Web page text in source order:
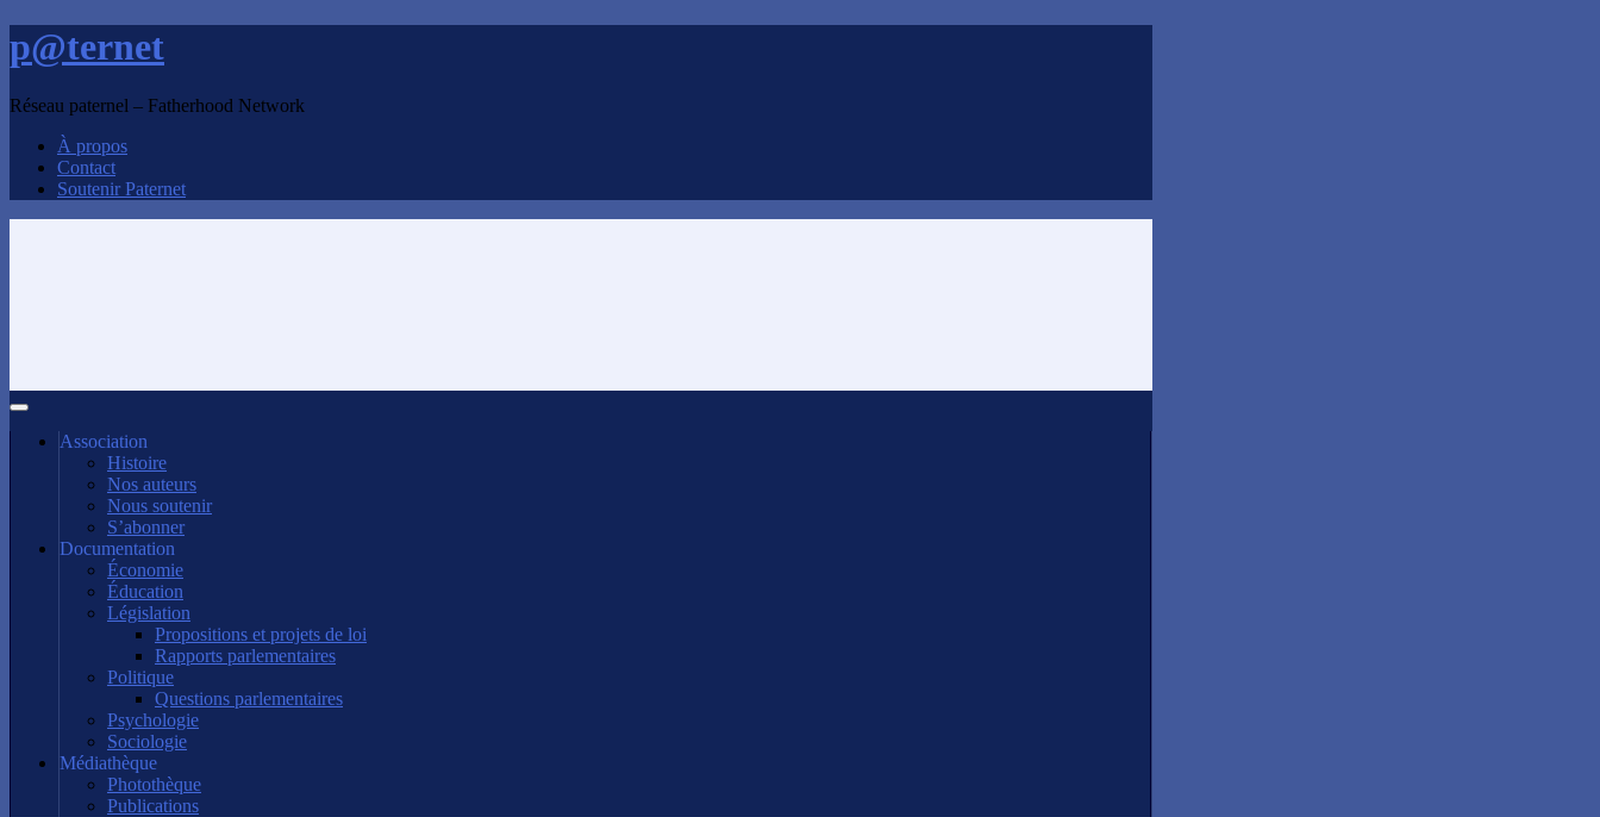
p@ternet
Réseau paternel – Fatherhood Network
À propos
Contact
Soutenir Paternet
Association
Histoire
Nos auteurs
Nous soutenir
S’abonner
Documentation
Économie
Éducation
Législation
Propositions et projets de loi
Rapports parlementaires
Politique
Questions parlementaires
Psychologie
Sociologie
Médiathèque
Photothèque
Publications